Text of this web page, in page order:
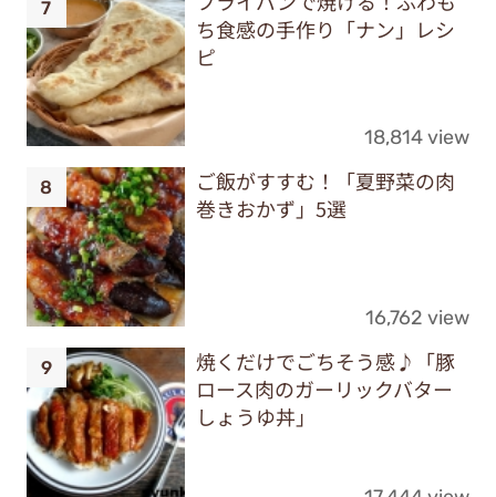
ち食感の手作り「ナン」レシ
ピ
18,814 view
ご飯がすすむ！「夏野菜の肉
巻きおかず」5選
16,762 view
焼くだけでごちそう感♪「豚
ロース肉のガーリックバター
しょうゆ丼」